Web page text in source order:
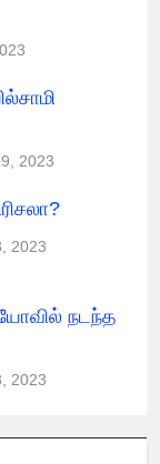
2023
2023
நடந்த
2023